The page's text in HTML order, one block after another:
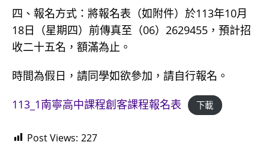
四、報名方式：將報名表（如附件）於113年10月
18日（星期四）前傳真至（06）2629455，預計招
收二十五名，額滿為止。
時間為假日，請同學如欲參加，請自行報名。
113_1南寧高中課程創客課程報名表
下載
Post Views: 227